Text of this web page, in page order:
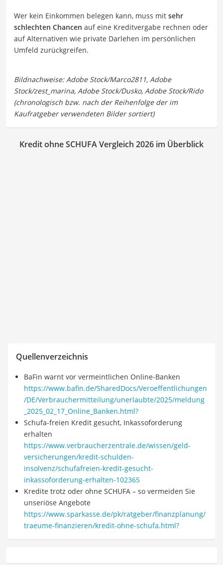
Wer kein Einkommen belegen kann, muss mit sehr
schlechten Chancen auf eine Kreditvergabe rechnen oder
auf Alternativen wie private Darlehen im persönlichen
Umfeld zurückgreifen.
Kredit ohne SCHUFA Vergleich 2026 im Überblick
Quellenverzeichnis
BaFin warnt vor vermeintlichen Online-Banken
https://www.bafin.de/SharedDocs/Veroeffentlichungen
/DE/Verbrauchermitteilung/unerlaubte/2025/meldung
_2025_02_17_Online_Banken.html?
Schufa-freien Kredit gesucht, Inkassoforderung
erhalten
https://www.verbraucherzentrale.de/wissen/geld-
versicherungen/kredit-schulden-
insolvenz/schufafreien-kredit-gesucht-
inkassoforderung-erhalten-102365
Kredite trotz oder ohne SCHUFA – so vermeiden Sie
unseriöse Angebote
https://www.sparkasse.de/pk/ratgeber/finanzplanung/
traeume-finanzieren/kredit-ohne-schufa.html?